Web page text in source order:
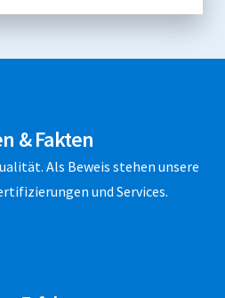
& Fakten
Als Beweis stehen unsere
und Services.